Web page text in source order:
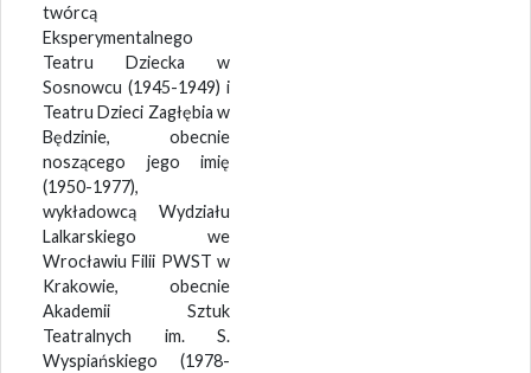
twórcą
Eksperymentalnego
Teatru Dziecka w
Sosnowcu (1945-1949) i
Teatru Dzieci Zagłębia w
Będzinie, obecnie
noszącego jego imię
(1950-1977),
wykładowcą Wydziału
Lalkarskiego we
Wrocławiu Filii PWST w
Krakowie, obecnie
Akademii Sztuk
Teatralnych im. S.
Wyspiańskiego (1978-